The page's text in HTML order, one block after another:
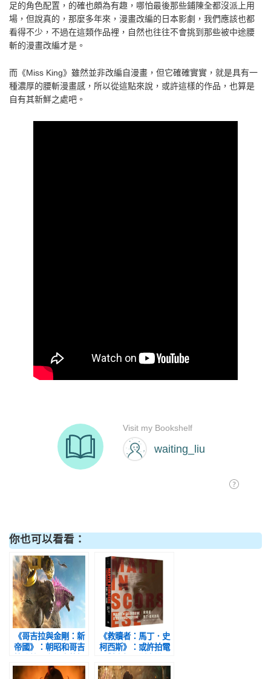
足的角色配置，的確也頗為有趣，哪怕最後那些鋪陳全都沒派上用
場，但說真的，那麼多年來，漫畫改編的日本影劇，我們應該也都
看得不少，不過在這類作品裡，自然也往往不會挑到那些被中途腰
斬的漫畫改編才是。
而《Miss King》雖然並非改編自漫畫，但它確確實實，就是具有一
種濃厚的腰斬漫畫感，所以從這點來說，或許這樣的作品，也算是
自有其新鮮之處吧。
你也可以看看：
《哥吉拉與金剛：新
帝國》：朝昭和哥吉
獸大亂鬥方向
《救贖者：馬丁．史
柯西斯》：或許拍電
是一條最堅貞的探尋